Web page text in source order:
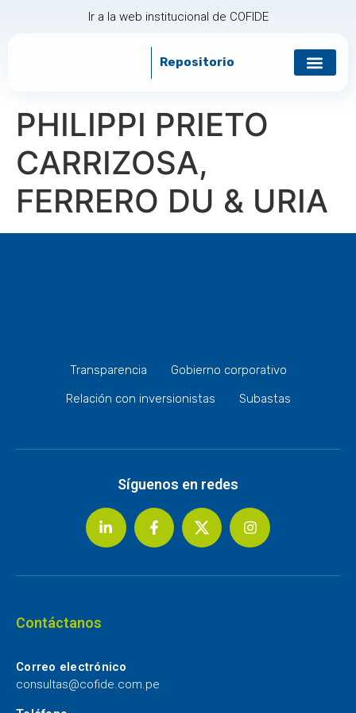
Ir a la web institucional de COFIDE
Repositorio
PHILIPPI PRIETO
CARRIZOSA,
FERRERO DU & URIA
Transparencia
Gobierno corporativo
Relación con inversionistas
Subastas
Síguenos en redes
Contáctanos
Correo electrónico
consultas@cofide.com.pe